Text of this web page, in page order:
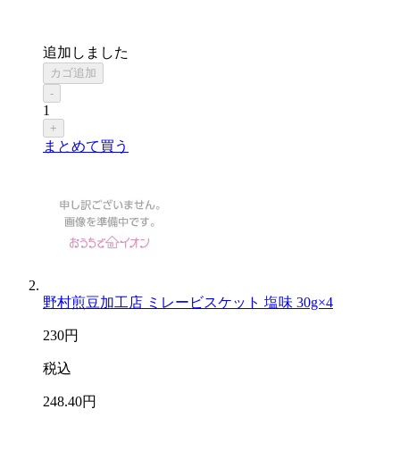
追加しました
カゴ追加
-
1
+
まとめて買う
野村煎豆加工店 ミレービスケット 塩味 30g×4
230円
税込
248.40円